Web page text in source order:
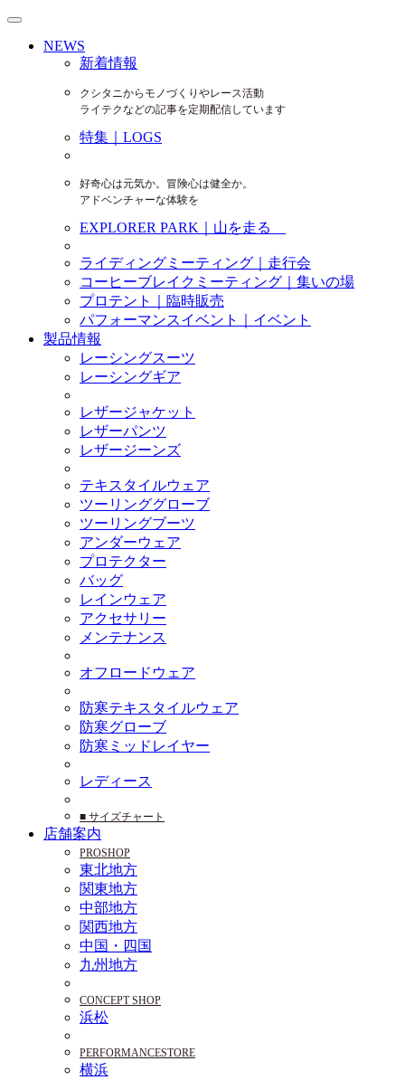
NEWS
新着情報
クシタニからモノづくりやレース活動
ライテクなどの記事を定期配信しています
特集｜LOGS
好奇心は元気か。冒険心は健全か。
アドベンチャーな体験を
EXPLORER PARK｜山を走る
ライディングミーティング｜走行会
コーヒーブレイクミーティング｜集いの場
プロテント｜臨時販売
パフォーマンスイベント｜イベント
製品情報
レーシングスーツ
レーシングギア
レザージャケット
レザーパンツ
レザージーンズ
テキスタイルウェア
ツーリンググローブ
ツーリングブーツ
アンダーウェア
プロテクター
バッグ
レインウェア
アクセサリー
メンテナンス
オフロードウェア
防寒テキスタイルウェア
防寒グローブ
防寒ミッドレイヤー
レディース
■ サイズチャート
店舗案内
PROSHOP
東北地方
関東地方
中部地方
関西地方
中国・四国
九州地方
CONCEPT SHOP
浜松
PERFORMANCESTORE
横浜